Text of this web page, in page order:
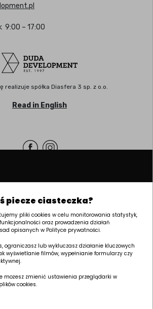
9:00 – 17:00
realizuje spółka Diasfera 3 sp. z o.o.
Read in English
Poznań
piecze ciasteczka?
pliki cookies w celu monitorowania statystyk,
oraz prowadzenia działań
opisanych w Polityce prywatności.
ograniczasz lub wykluczasz działanie kluczowych
wyświetlanie filmów, wypełnianie formularzy czy
możesz zmienić ustawienia przeglądarki w
cookies.